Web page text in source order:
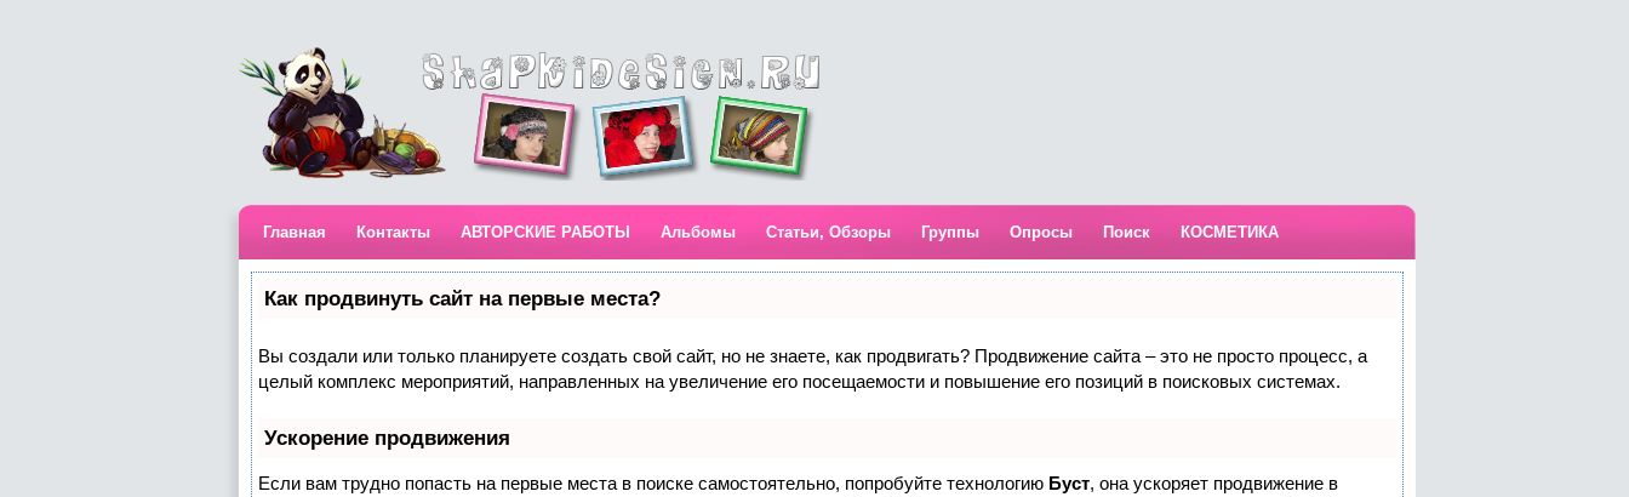
Главная Контакты АВТОРСКИЕ РАБОТЫ Альбомы Статьи, Обзоры Группы Опросы Поиск КОСМЕТИКА
Как продвинуть сайт на первые места?
Вы создали или только планируете создать свой сайт, но не знаете, как продвигать? Продвижение сайта – это не просто процесс, а
целый комплекс мероприятий, направленных на увеличение его посещаемости и повышение его позиций в поисковых системах.
Ускорение продвижения
Если вам трудно попасть на первые места в поиске самостоятельно, попробуйте технологию Буст, она ускоряет продвижение в